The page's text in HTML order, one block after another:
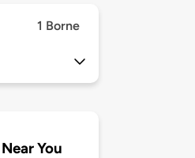
1 Borne
You